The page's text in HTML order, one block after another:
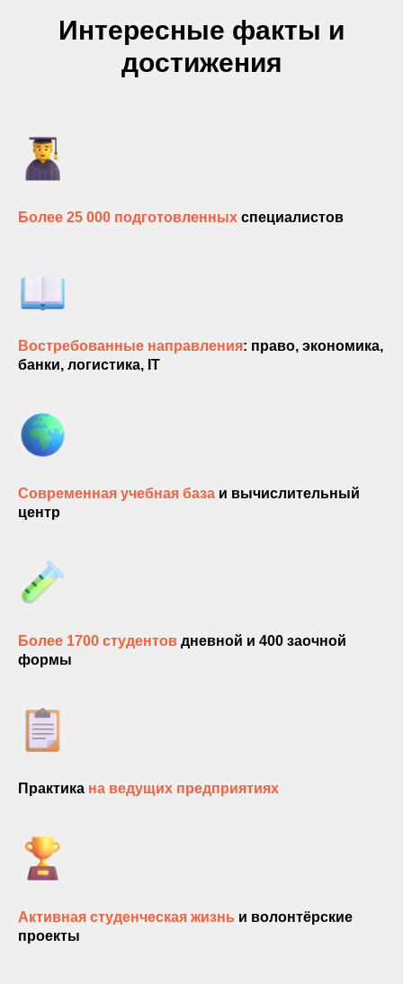
Интересные факты и
достижения
Более 25 000 подготовленных специалистов
Востребованные направления: право, экономика,
банки, логистика, IT
Современная учебная база и вычислительный
центр
Более 1700 студентов дневной и 400 заочной
формы
Практика на ведущих предприятиях
Активная студенческая жизнь и волонтёрские
проекты
НА КУРС
+375